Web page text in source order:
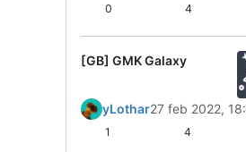
0 4
[GB] GMK Galaxy
yLothar27 feb 2022,
1 4